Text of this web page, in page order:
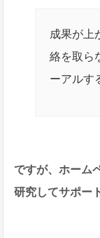
成果が上
絡を取ら
ーアルす
ですが、ホーム
研究してサポー